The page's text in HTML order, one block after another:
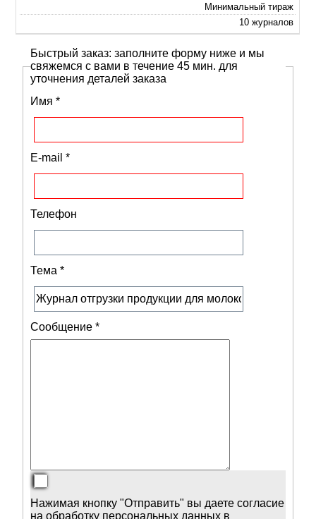
Минимальный тираж
10 журналов
Быстрый заказ: заполните форму ниже и мы
свяжемся с вами в течение 45 мин. для
уточнения деталей заказа
Имя *
E-mail *
Телефон
Тема *
Сообщение *
Нажимая кнопку "Отправить" вы даете согласие
на обработку персональных данных в